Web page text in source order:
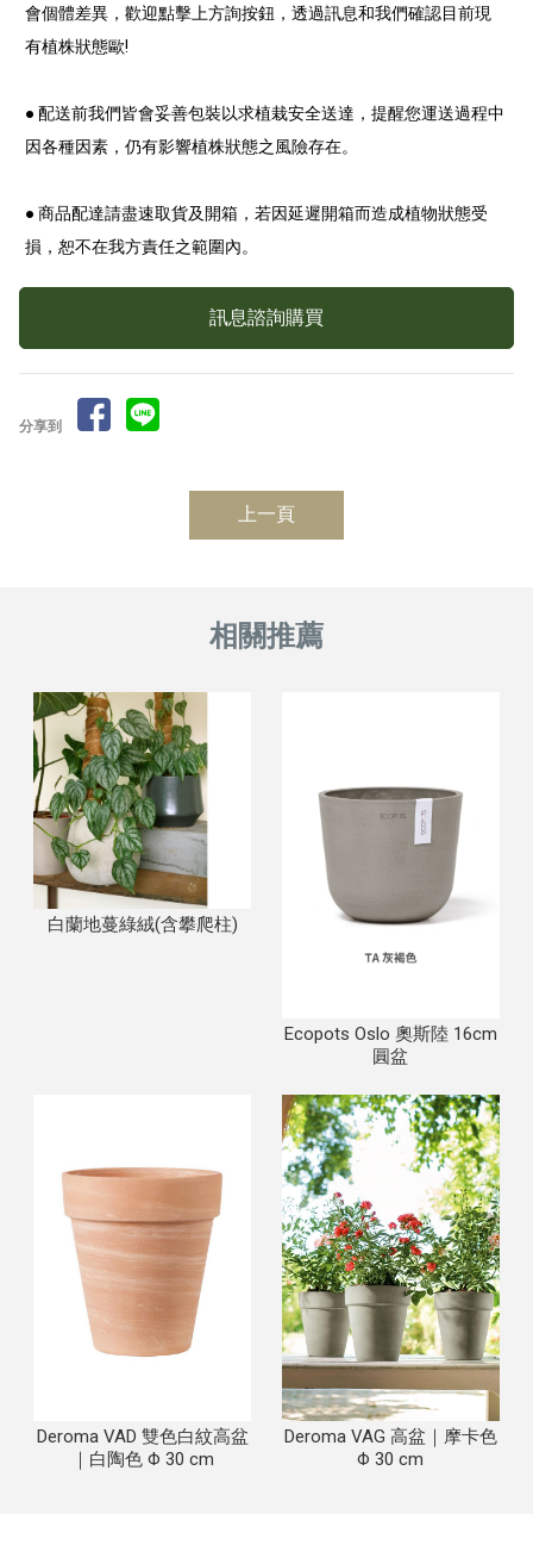
會個體差異，歡迎點擊上方詢按鈕，透過訊息和我們確認目前現
有植株狀態歐!
● 配送前我們皆會妥善包裝以求植栽安全送達，提醒您運送過程中
因各種因素，仍有影響植株狀態之風險存在。
● 商品配達請盡速取貨及開箱，若因延遲開箱而造成植物狀態受
損，恕不在我方責任之範圍內。
訊息諮詢購買
分享到
上一頁
白蘭地蔓綠絨(含攀爬柱)
Ecopots Oslo 奧斯陸 16cm
圓盆
Deroma VAD 雙色白紋高盆
｜白陶色 Φ 30 cm
Deroma VAG 高盆｜摩卡色
Φ 30 cm